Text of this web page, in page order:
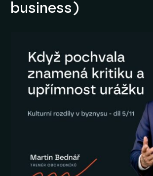
business)